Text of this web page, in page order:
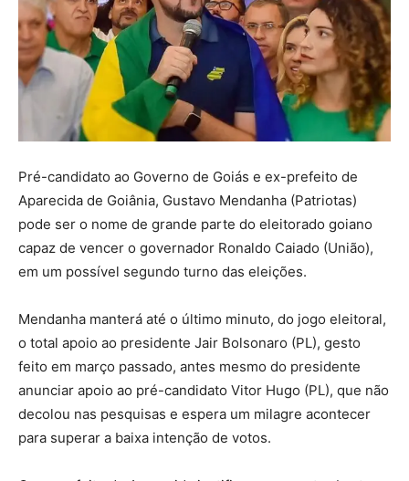
Pré-candidato ao Governo de Goiás e ex-prefeito de
Aparecida de Goiânia, Gustavo Mendanha (Patriotas)
pode ser o nome de grande parte do eleitorado goiano
capaz de vencer o governador Ronaldo Caiado (União),
em um possível segundo turno das eleições.
Mendanha manterá até o último minuto, do jogo eleitoral,
o total apoio ao presidente Jair Bolsonaro (PL), gesto
feito em março passado, antes mesmo do presidente
anunciar apoio ao pré-candidato Vitor Hugo (PL), que não
decolou nas pesquisas e espera um milagre acontecer
para superar a baixa intenção de votos.